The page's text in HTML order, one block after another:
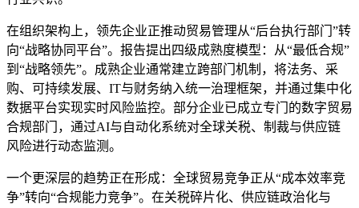
在组织架构上，领先企业正推动贸易管理从“后台执行部门”转
向“战略协同平台”。报告提出四级成熟度模型：从“最低合规”
到“战略领先”。成熟企业通常建立跨部门机制，将法务、采
购、可持续发展、IT与财务纳入统一治理框架，并通过集中化
数据平台实现实时风险监控。部分企业已成立专门的数字贸易
合规部门，通过AI与自动化系统对全球关税、制裁与供应链
风险进行动态监测。
一个更深层的趋势正在形成：全球贸易竞争正从“成本效率竞
争”转向“合规能力竞争”。在关税碎片化、供应链政治化与